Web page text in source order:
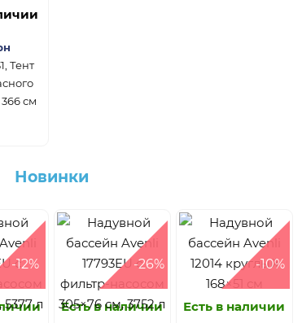
Тент
см
Новинки
-12% -26%
Есть в наличии
-10%
Есть в наличии